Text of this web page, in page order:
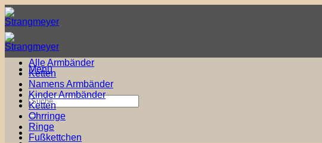
Zum
Inhalt
springen
Menü
Suche
nach:
Alle Armbänder
Ketten
Namens Armbänder
Kinder Armbänder
Ketten
Ohrringe
Ringe
Fußkettchen